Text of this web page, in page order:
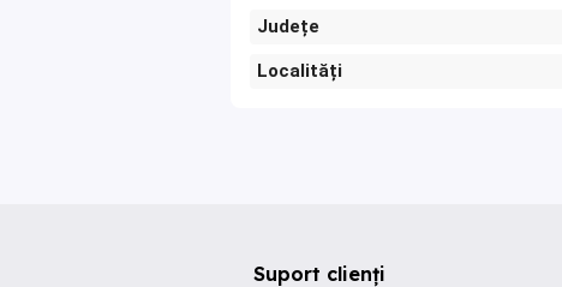
Județe
Localități
Suport clienți